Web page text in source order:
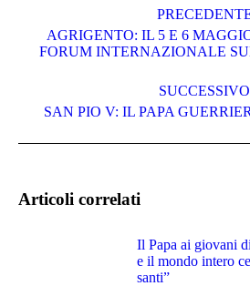
Post
AGRIGENTO: IL 5 E 6
FORUM INTERNAZIONALE
SUCCESSIVO
SAN PIO V: IL PAPA
Articoli correlati
Il Papa ai giovani
e il mondo intero
santi”